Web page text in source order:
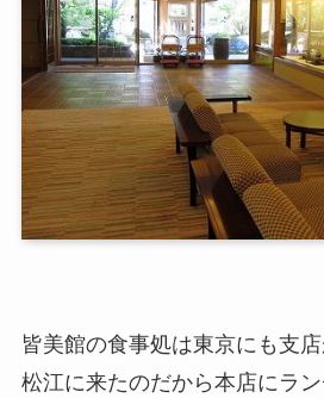
皆美館の食事処は東京にも支
松江に来たのだから本店にラ